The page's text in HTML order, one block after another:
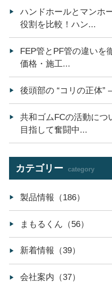
ハンドホールとマンホ
役割を比較！ハン...
FEP管とPF管の違いを
価格・施工...
後頭部の “コリの正体”
共和ゴムFCの活動につ
目指して奮闘中...
カテゴリー category
製品情報（186）
まもるくん（56）
新着情報（39）
会社案内（37）